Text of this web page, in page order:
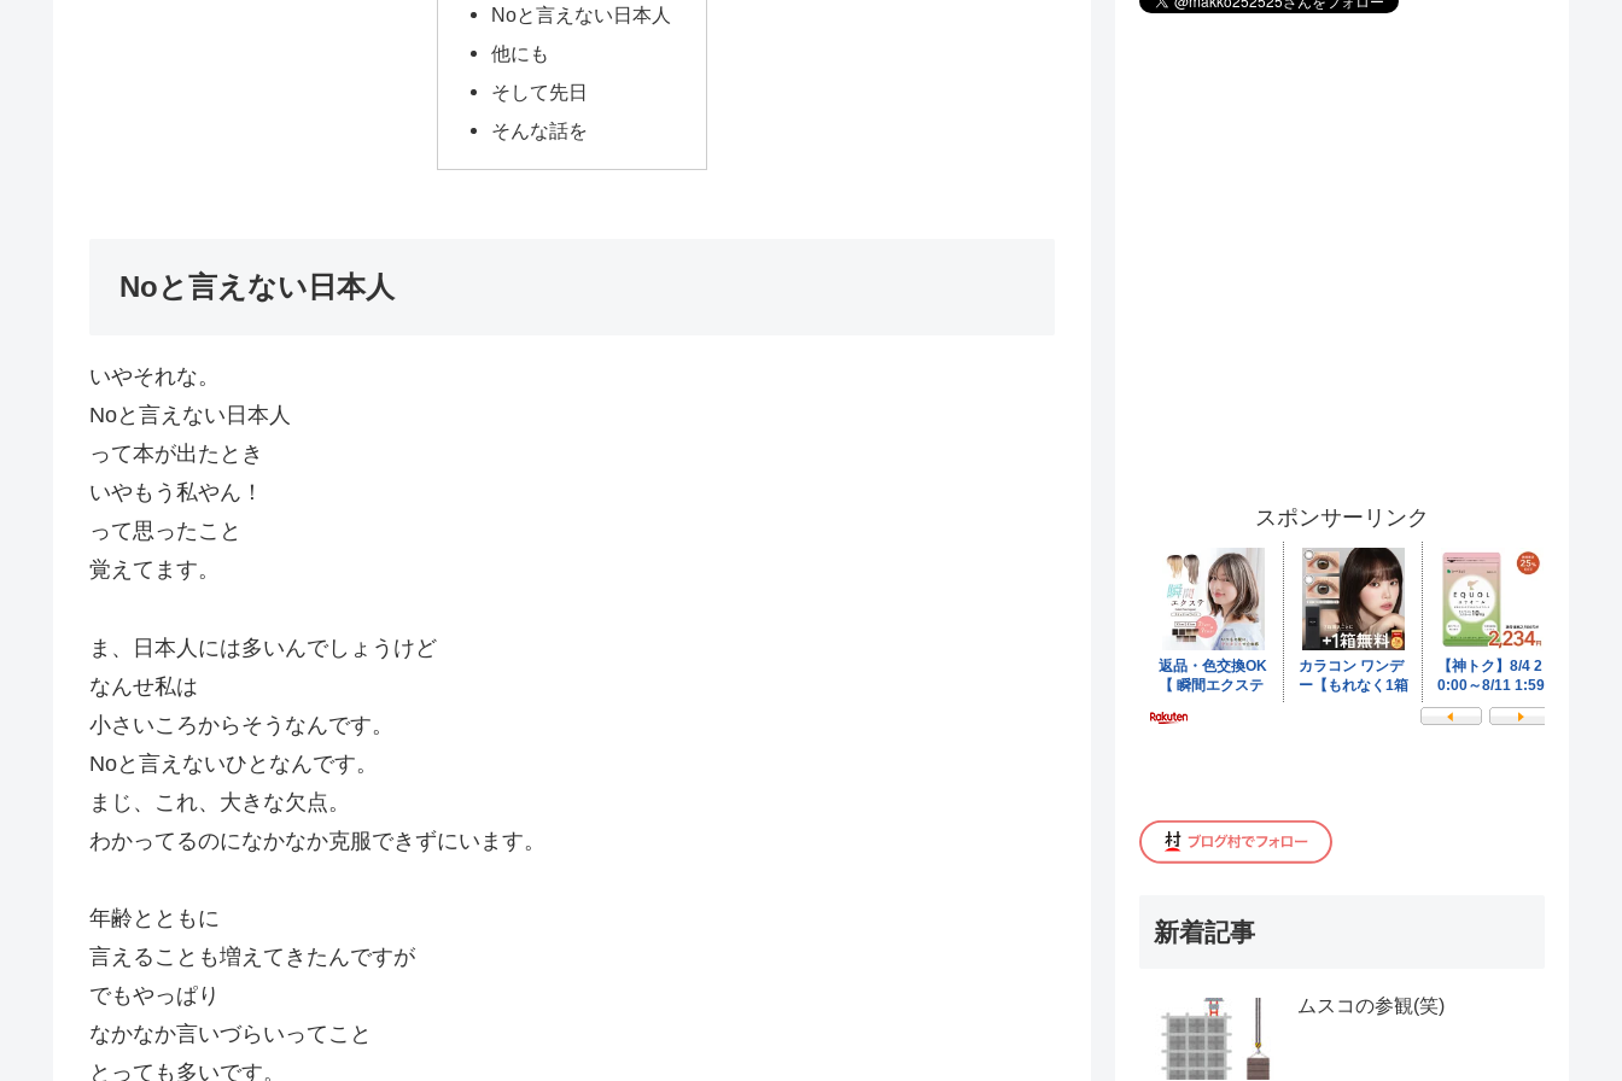
Noと言えない日本人
他にも
そして先日
そんな話を
Noと言えない日本人
いやそれな。
Noと言えない日本人
って本が出たとき
いやもう私やん！
って思ったこと
覚えてます。
ま、日本人には多いんでしょうけど
なんせ私は
小さいころからそうなんです。
Noと言えないひとなんです。
まじ、これ、大きな欠点。
わかってるのになかなか克服できずにいます。
年齢とともに
言えることも増えてきたんですが
でもやっぱり
なかなか言いづらいってこと
とっても多いです。
スポンサーリンク
新着記事
ムスコの参観(笑)